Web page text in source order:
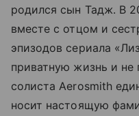
родился сын Тадж. В
вместе с отцом и
эпизодов сериала
приватную жизнь и не
солиста Aerosmith
носит настоящую